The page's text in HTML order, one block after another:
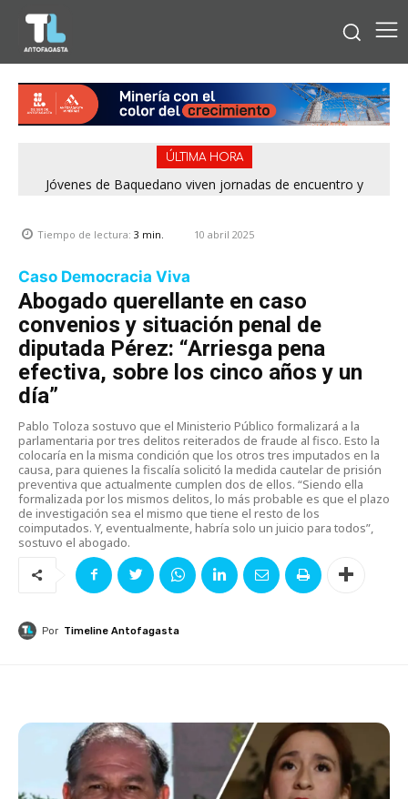
ÚLTIMA HORA
Jóvenes de Baquedano viven jornadas de encuentro y
Tiempo de lectura: 3 min. 10 abril 2025
Caso Democracia Viva
Abogado querellante en caso
convenios y situación penal de
diputada Pérez: “Arriesga pena
efectiva, sobre los cinco años y un
día”
Pablo Toloza sostuvo que el Ministerio Público formalizará a la
parlamentaria por tres delitos reiterados de fraude al fisco. Esto la
colocaría en la misma condición que los otros tres imputados en la
causa, para quienes la fiscalía solicitó la medida cautelar de prisión
preventiva que actualmente cumplen dos de ellos. “Siendo ella
formalizada por los mismos delitos, lo más probable es que el plazo
de investigación sea el mismo que tiene el resto de los
coimputados. Y, eventualmente, habría solo un juicio para todos”,
sostuvo el abogado.
Por Timeline Antofagasta